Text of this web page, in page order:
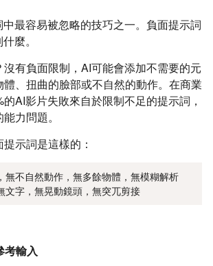
最容易被忽略的技巧之一。負面提示詞
麼。
有負面限制，AI可能會添加不需要的元
、扭曲的臉部或不自然的動作。在商業
AI影片失敗來自於限制不足的提示詞，
力問題。
示詞是這樣的：
無不自然動作，無多餘物體，無模糊解析
文字，無晃動鏡頭，無突兀剪接
考輸入